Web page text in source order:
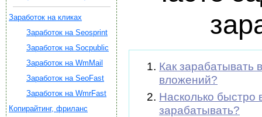
Заработок на кликах
Заработок на Seosprint
Заработок на Socpublic
Заработок на WmMail
Заработок на SeoFast
Заработок на WmrFast
Копирайтинг, фриланс
Как зарабатывать
вложений?
Насколько быстро
зарабатывать?